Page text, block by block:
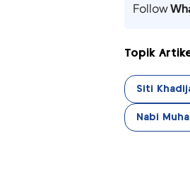
Follow
Topik
Siti
Nabi